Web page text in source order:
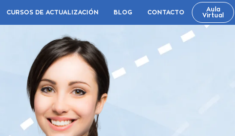
CURSOS DE ACTUALIZACIÓN BLOG CONTACTO
Aula
Virtual